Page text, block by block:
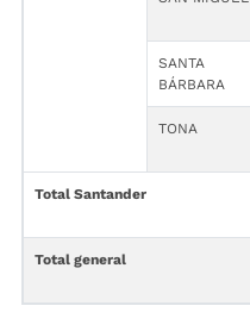
SANTA
BÁRBARA
TONA
Total Santander
Total general